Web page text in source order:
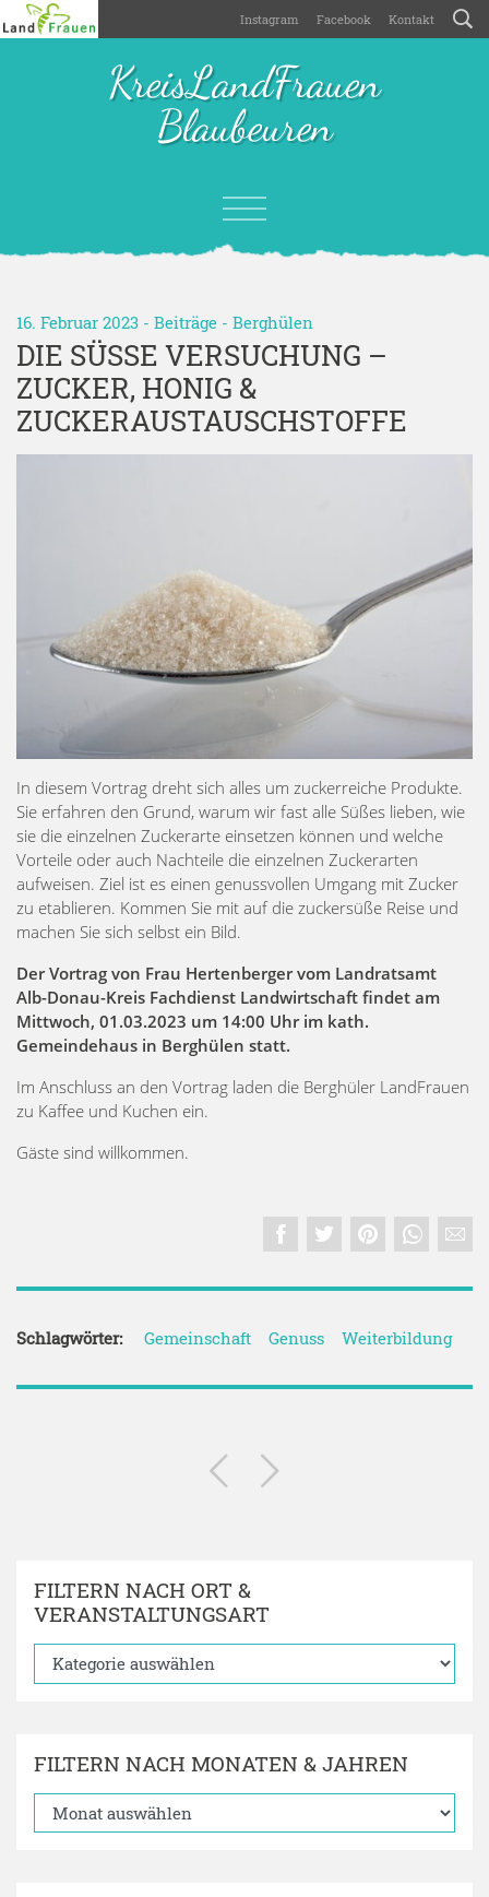
Instagram Facebook Kontakt
KreisLandFrauen
Blaubeuren
16. Februar 2023 - Beiträge - Berghülen
DIE SÜSSE VERSUCHUNG – Z
UCKER, HONIG & Z
UCKERAUSTAUSCHSTOFFE
In diesem Vortrag dreht sich alles um zuckerreiche Produkte.
Sie erfahren den Grund, warum wir fast alle Süßes lieben, wie
sie die einzelnen Zuckerarte einsetzen können und welche
Vorteile oder auch Nachteile die einzelnen Zuckerarten
aufweisen. Ziel ist es einen genussvollen Umgang mit Zucker
zu etablieren. Kommen Sie mit auf die zuckersüße Reise und
machen Sie sich selbst ein Bild.
Der Vortrag von Frau Hertenberger vom Landratsamt
Alb-Donau-Kreis Fachdienst Landwirtschaft findet am
Mittwoch, 01.03.2023 um 14:00 Uhr im kath.
Gemeindehaus in Berghülen statt.
Im Anschluss an den Vortrag laden die Berghüler LandFrauen
zu Kaffee und Kuchen ein.
Gäste sind willkommen.
Schlagwörter: Gemeinschaft Genuss Weiterbildung
FILTERN NACH ORT &
VERANSTALTUNGSART
FILTERN NACH MONATEN & JAHREN